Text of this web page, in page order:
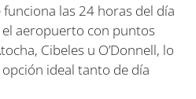
las 24 horas del día
aeropuerto con puntos
Cibeles u O’Donnell, lo
ideal tanto de día